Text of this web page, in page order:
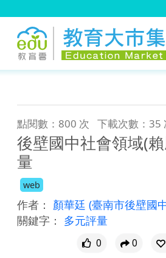
點閱數：800 次 下載次數：35
後壁國中社會領域(
量
web
作者： 顏華廷 (臺南市後壁國
關鍵字： 多元評量
0 0